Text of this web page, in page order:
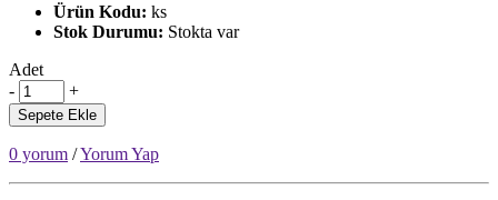
Ürün Kodu: ks
Stok Durumu: Stokta var
Adet
-
+
Sepete Ekle
0 yorum /Yorum Yap